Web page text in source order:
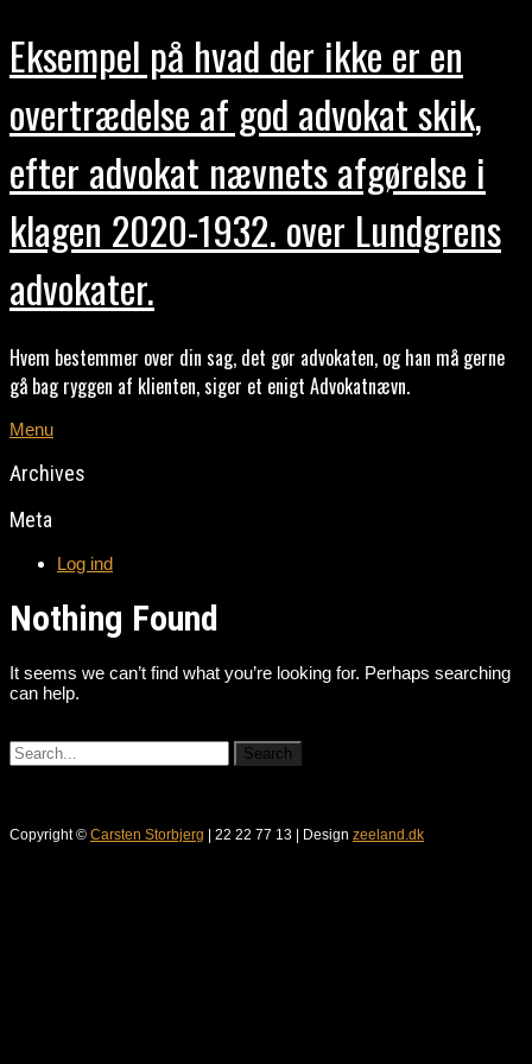
Eksempel på hvad der ikke er en
overtrædelse af god advokat skik,
efter advokat nævnets afgørelse i
klagen 2020-1932. over Lundgrens
advokater.
Hvem bestemmer over din sag, det gør advokaten, og han må gerne
gå bag ryggen af klienten, siger et enigt Advokatnævn.
Menu
Archives
Meta
Log ind
Nothing Found
It seems we can’t find what you’re looking for. Perhaps searching
can help.
Copyright © Carsten Storbjerg | 22 22 77 13 | Design zeeland.dk